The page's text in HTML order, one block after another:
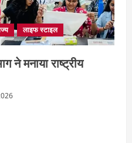
लाइफ स्टाइल
ने मनाया राष्ट्रीय